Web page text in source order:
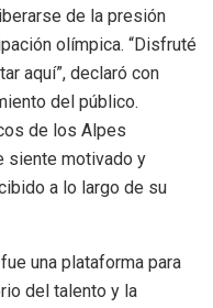
de la presión
olímpica. “Disfruté
aquí”, declaró con
del público.
de los Alpes
siente motivado y
a lo largo de su
una plataforma para
del talento y la